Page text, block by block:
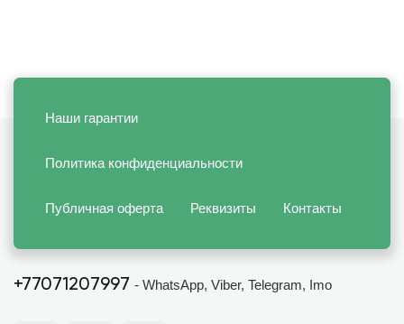
Наши гарантии
Политика конфиденциальности
Публичная оферта Реквизиты Контакты
+77071207997 - WhatsApp, Viber, Telegram, Imo